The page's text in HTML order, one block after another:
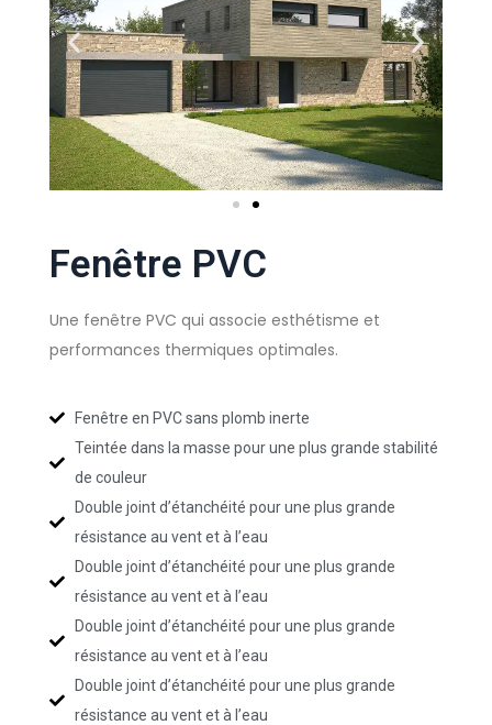
Fenêtre PVC
Une fenêtre PVC qui associe esthétisme et
performances thermiques optimales.
Fenêtre en PVC sans plomb inerte
Teintée dans la masse pour une plus grande stabilité
de couleur
Double joint d’étanchéité pour une plus grande
résistance au vent et à l’eau
Double joint d’étanchéité pour une plus grande
résistance au vent et à l’eau
Double joint d’étanchéité pour une plus grande
résistance au vent et à l’eau
Double joint d’étanchéité pour une plus grande
résistance au vent et à l’eau